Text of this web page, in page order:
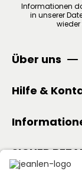
Informationen
in unserer
Über uns
Hilfe &
SICHER